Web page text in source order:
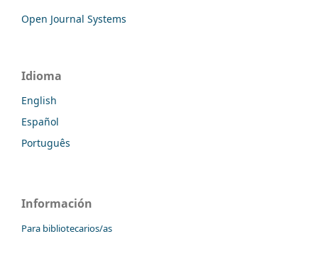
Open Journal Systems
Idioma
English
Español
Português
Información
Para bibliotecarios/as